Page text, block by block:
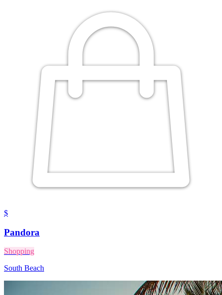
$
Pandora
Shopping
South Beach